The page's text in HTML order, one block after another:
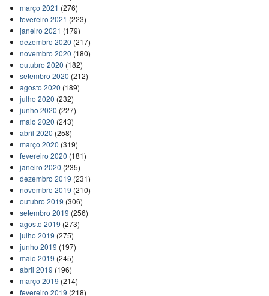
março 2021 (276)
fevereiro 2021 (223)
janeiro 2021 (179)
dezembro 2020 (217)
novembro 2020 (180)
outubro 2020 (182)
setembro 2020 (212)
agosto 2020 (189)
julho 2020 (232)
junho 2020 (227)
maio 2020 (243)
abril 2020 (258)
março 2020 (319)
fevereiro 2020 (181)
janeiro 2020 (235)
dezembro 2019 (231)
novembro 2019 (210)
outubro 2019 (306)
setembro 2019 (256)
agosto 2019 (273)
julho 2019 (275)
junho 2019 (197)
maio 2019 (245)
abril 2019 (196)
março 2019 (214)
fevereiro 2019 (218)